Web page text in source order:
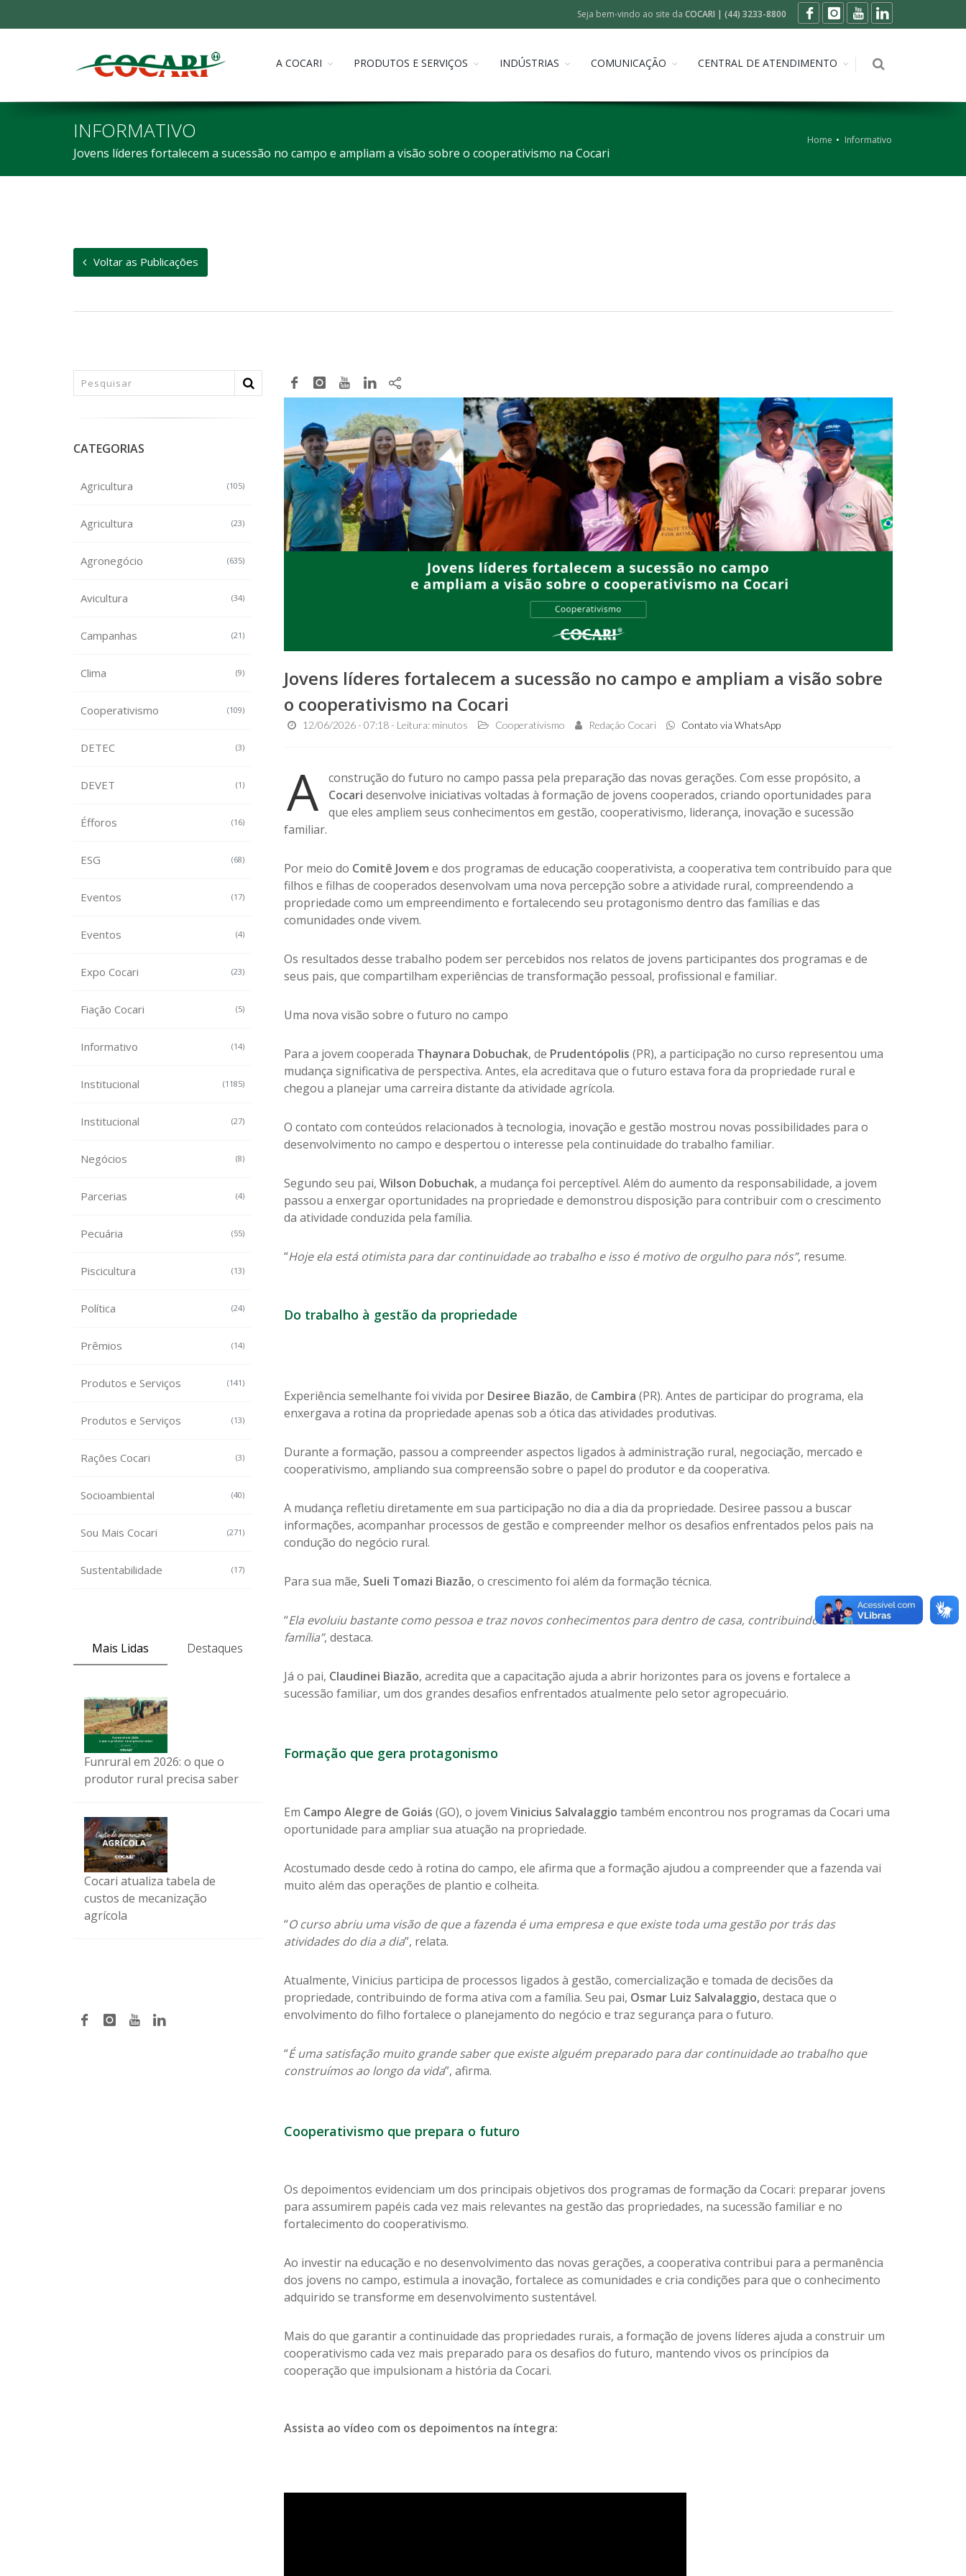
Seja bem-vindo ao site da COCARI | (44) 3233-8800
A COCARI PRODUTOS E SERVIÇOS INDÚSTRIAS COMUNICAÇÃO CENTRAL DE ATENDIMENTO
INFORMATIVO
Jovens líderes fortalecem a sucessão no campo e ampliam a visão sobre o cooperativismo na Cocari
Home Informativo
Voltar as Publicações
CATEGORIAS
(105)
Agricultura
(23)
Agricultura
(635)
Agronegócio
(34)
Avicultura
(21)
Campanhas
(9)
Clima
(109)
Cooperativismo
(3)
DETEC
(1)
DEVET
(16)
Éfforos
(68)
ESG
(17)
Eventos
(4)
Eventos
(23)
Expo Cocari
(5)
Fiação Cocari
(14)
Informativo
(1185)
Institucional
(27)
Institucional
(8)
Negócios
(4)
Parcerias
(55)
Pecuária
(13)
Piscicultura
(24)
Política
(14)
Prêmios
(141)
Produtos e Serviços
(13)
Produtos e Serviços
(3)
Rações Cocari
(40)
Socioambiental
(271)
Sou Mais Cocari
(17)
Sustentabilidade
Mais Lidas Destaques
Funrural em 2026: o que o
produtor rural precisa saber
Cocari atualiza tabela de
custos de mecanização
agrícola
Jovens líderes fortalecem a sucessão no campo e ampliam a visão sobre
o cooperativismo na Cocari
12/06/2026 - 07:18 - Leitura: minutos Cooperativismo Redação Cocari Contato via WhatsApp
A
construção do futuro no campo passa pela preparação das novas gerações. Com esse propósito, a
Cocari desenvolve iniciativas voltadas à formação de jovens cooperados, criando oportunidades para
que eles ampliem seus conhecimentos em gestão, cooperativismo, liderança, inovação e sucessão
familiar.
Por meio do Comitê Jovem e dos programas de educação cooperativista, a cooperativa tem contribuído para que
filhos e filhas de cooperados desenvolvam uma nova percepção sobre a atividade rural, compreendendo a
propriedade como um empreendimento e fortalecendo seu protagonismo dentro das famílias e das
comunidades onde vivem.
Os resultados desse trabalho podem ser percebidos nos relatos de jovens participantes dos programas e de
seus pais, que compartilham experiências de transformação pessoal, profissional e familiar.
Uma nova visão sobre o futuro no campo
Para a jovem cooperada Thaynara Dobuchak, de Prudentópolis (PR), a participação no curso representou uma
mudança significativa de perspectiva. Antes, ela acreditava que o futuro estava fora da propriedade rural e
chegou a planejar uma carreira distante da atividade agrícola.
O contato com conteúdos relacionados à tecnologia, inovação e gestão mostrou novas possibilidades para o
desenvolvimento no campo e despertou o interesse pela continuidade do trabalho familiar.
Segundo seu pai, Wilson Dobuchak, a mudança foi perceptível. Além do aumento da responsabilidade, a jovem
passou a enxergar oportunidades na propriedade e demonstrou disposição para contribuir com o crescimento
da atividade conduzida pela família.
“Hoje ela está otimista para dar continuidade ao trabalho e isso é motivo de orgulho para nós”, resume.
Do trabalho à gestão da propriedade
Experiência semelhante foi vivida porDesiree Biazão, de Cambira (PR). Antes de participar do programa, ela
enxergava a rotina da propriedade apenas sob a ótica das atividades produtivas.
Durante a formação, passou a compreender aspectos ligados à administração rural, negociação, mercado e
cooperativismo, ampliando sua compreensão sobre o papel do produtor e da cooperativa.
A mudança refletiu diretamente em sua participação no dia a dia da propriedade. Desiree passou a buscar
informações, acompanhar processos de gestão e compreender melhor os desafios enfrentados pelos pais na
condução do negócio rural.
Para sua mãe, Sueli Tomazi Biazão, o crescimento foi além da formação técnica.
“Ela evoluiu bastante como pessoa e traz novos conhecimentos para dentro de casa, contribuindo com toda a
família”, destaca.
Já o pai, Claudinei Biazão, acredita que a capacitação ajuda a abrir horizontes para os jovens e fortalece a
sucessão familiar, um dos grandes desafios enfrentados atualmente pelo setor agropecuário.
Formação que gera protagonismo
Em Campo Alegre de Goiás (GO), o jovem Vinicius Salvalaggio também encontrou nos programas da Cocari uma
oportunidade para ampliar sua atuação na propriedade.
Acostumado desde cedo à rotina do campo, ele afirma que a formação ajudou a compreender que a fazenda vai
muito além das operações de plantio e colheita.
“O curso abriu uma visão de que a fazenda é uma empresa e que existe toda uma gestão por trás das
atividades do dia a dia”, relata.
Atualmente, Vinicius participa de processos ligados à gestão, comercialização e tomada de decisões da
propriedade, contribuindo de forma ativa com a família. Seu pai, Osmar Luiz Salvalaggio,destaca que o
envolvimento do filho fortalece o planejamento do negócio e traz segurança para o futuro.
“É uma satisfação muito grande saber que existe alguém preparado para dar continuidade ao trabalho que
construímos ao longo da vida”, afirma.
Cooperativismo que prepara o futuro
Os depoimentos evidenciam um dos principais objetivos dos programas de formação da Cocari: preparar jovens
para assumirem papéis cada vez mais relevantes na gestão das propriedades, na sucessão familiar e no
fortalecimento do cooperativismo.
Ao investir na educação e no desenvolvimento das novas gerações, a cooperativa contribui para a permanência
dos jovens no campo, estimula a inovação, fortalece as comunidades e cria condições para que o conhecimento
adquirido se transforme em desenvolvimento sustentável.
Mais do que garantir a continuidade das propriedades rurais, a formação de jovens líderes ajuda a construir um
cooperativismo cada vez mais preparado para os desafios do futuro, mantendo vivos os princípios da
cooperação que impulsionam a história da Cocari.
Assista ao vídeo com os depoimentos na íntegra: